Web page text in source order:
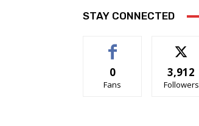
STAY CONNECTED
0
Fans
3,912
Followers